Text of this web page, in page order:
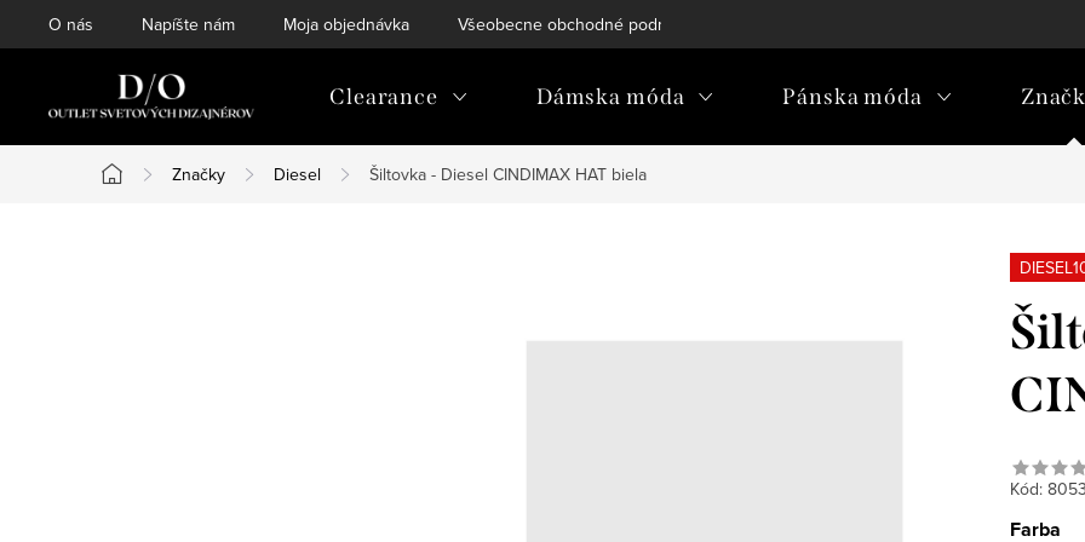
na
O nás Napíšte nám Moja objednávka Všeobecne obchodné podmienky
Clearance Dámska móda Pánska móda
Domov
Značky Diesel Šiltovka - Diesel CINDIMAX HAT biela
Kód:
Farba